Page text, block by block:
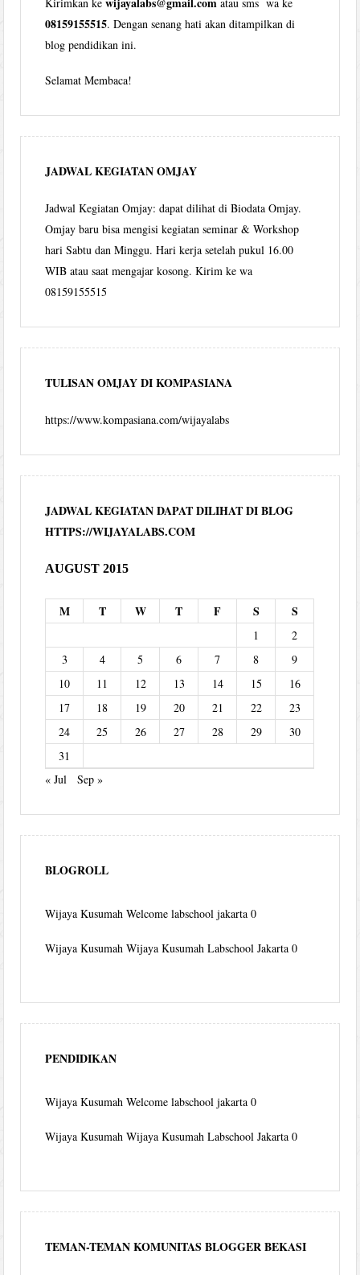
08159155515. Dengan senang hati akan ditampilkan di
blog pendidikan ini.
Selamat Membaca!
JADWAL KEGIATAN OMJAY
Jadwal Kegiatan Omjay: dapat dilihat di Biodata Omjay.
Omjay baru bisa mengisi kegiatan seminar & Workshop
hari Sabtu dan Minggu. Hari kerja setelah pukul 16.00
WIB atau saat mengajar kosong. Kirim ke wa
08159155515
TULISAN OMJAY DI KOMPASIANA
https://www.kompasiana.com/wijayalabs
JADWAL KEGIATAN DAPAT DILIHAT DI BLOG
HTTPS://WIJAYALABS.COM
AUGUST 2015
M T W T F S S
1
2
3
4 5 6 7 8
9
10
11 12 13 14 15
16
17
18 19 20 21 22
23
24
25 26 27 28 29
30
31
« Jul
Sep »
BLOGROLL
Wijaya Kusumah Welcome labschool jakarta 0
Wijaya Kusumah Wijaya Kusumah Labschool Jakarta 0
PENDIDIKAN
Wijaya Kusumah Welcome labschool jakarta 0
Wijaya Kusumah Wijaya Kusumah Labschool Jakarta 0
TEMAN-TEMAN KOMUNITAS BLOGGER BEKASI